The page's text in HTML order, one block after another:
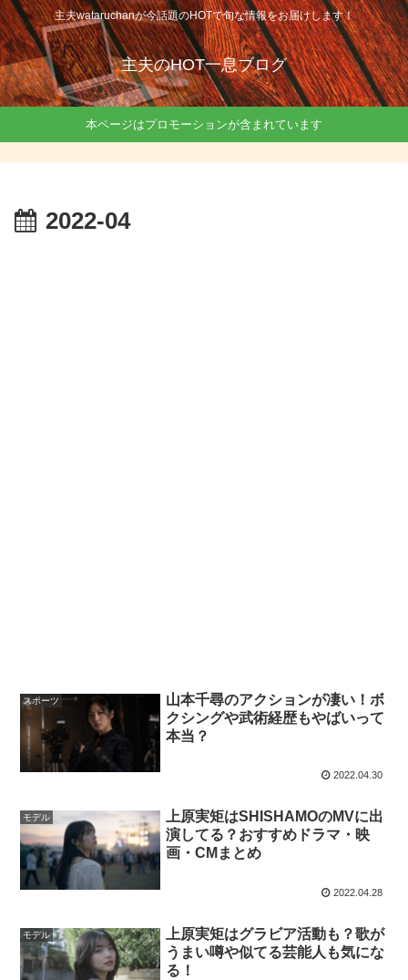
主夫wataruchanが今話題のHOTで旬な情報をお届けします！
主夫のHOT一息ブログ
本ページはプロモーションが含まれています
2022-04
スポーツ
山本千尋のアクションが凄い！ボ
クシングや武術経歴もやばいって
本当？
2022.04.30
モデル
上原実矩はSHISHAMOのMVに出
演してる？おすすめドラマ・映
画・CMまとめ
2022.04.28
モデル
上原実矩はグラビア活動も？歌が
うまい噂や似てる芸能人も気にな
る！